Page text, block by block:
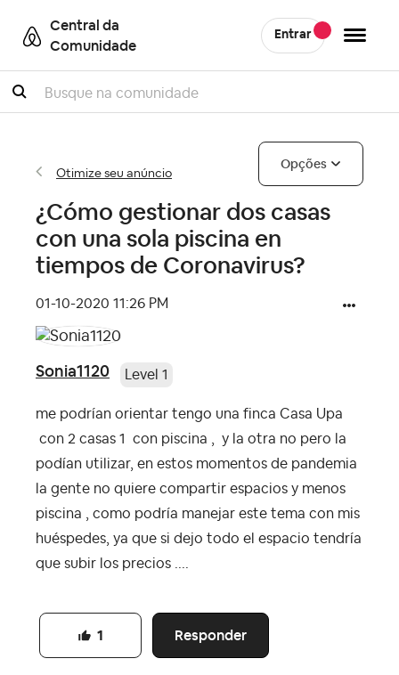
Central da
Comunidade
Entrar
Pesquisar
Otimize seu anúncio
Opções
¿Cómo gestionar dos casas
con una sola piscina en
tiempos de Coronavirus?
‎01-10-2020 11:26 PM
Sonia1120 Level 1
me podrían orientar tengo una finca Casa Upa
con 2 casas 1 con piscina , y la otra no pero la
podían utilizar, en estos momentos de pandemia
la gente no quiere compartir espacios y menos
piscina , como podría manejar este tema con mis
huéspedes, ya que si dejo todo el espacio tendría
que subir los precios ....
Responder
1